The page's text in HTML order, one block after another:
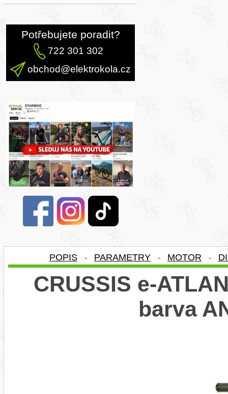
Potřebujete poradit?
722 301 302
obchod@elektrokola.cz
POPIS - PARAMETRY - MOTOR -
CRUSSIS e-
barva